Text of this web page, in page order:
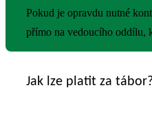
Pokud je opravdu nutné
přímo na vedoucího oddílu,
Jak lze platit za tábor?